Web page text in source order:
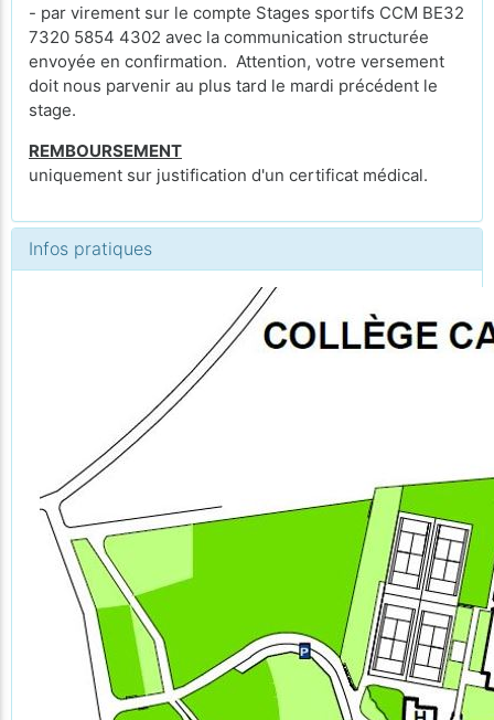
- par virement sur le compte Stages sportifs CCM BE32
7320 5854 4302 avec la communication structurée
envoyée en confirmation. Attention, votre versement
doit nous parvenir au plus tard le mardi précédent le
stage.
REMBOURSEMENT
uniquement sur justification d'un certificat médical.
Infos pratiques